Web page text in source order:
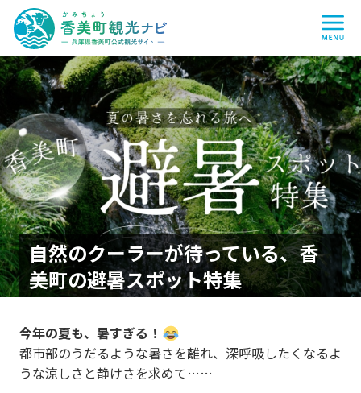
香
美
町
観
光
ナ
ビ
-
兵
庫
県
香
美
町
公
式
観
光
サ
イ
ト
-
自然のクーラーが待っている、香
美町の避暑スポット特集
今年の夏も、暑すぎる！
都市部のうだるような暑さを離れ、深呼吸したくなるよ
うな涼しさと静けさを求めて……